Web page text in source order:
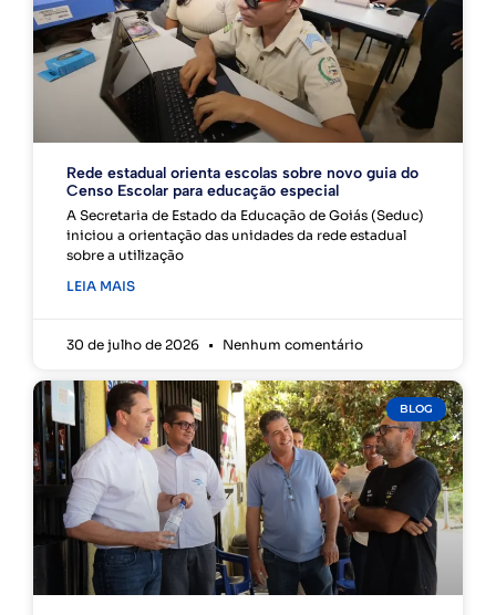
Rede estadual orienta escolas sobre novo guia do
Censo Escolar para educação especial
A Secretaria de Estado da Educação de Goiás (Seduc)
iniciou a orientação das unidades da rede estadual
sobre a utilização
LEIA MAIS
30 de julho de 2026 Nenhum comentário
BLOG